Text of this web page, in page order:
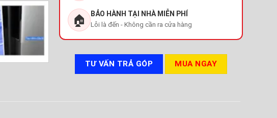
🏠 BẢO HÀNH TẠI NHÀ MIỄN PHÍ
Lỗi là đến - Không cần ra cửa hàng
TƯ VẤN TRẢ GÓP MUA NGAY